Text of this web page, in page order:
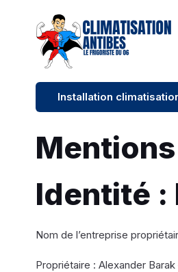
Installation
Identité
Nom de l’entreprise
Propriétaire : Alexander